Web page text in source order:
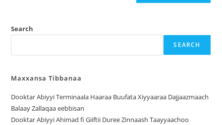
Search
SEARCH
Maxxansa Tibbanaa
Dooktar Abiyyi Terminaala Haaraa Buufata Xiyyaaraa Dajjaazmaach
Balaay Zallaqaa eebbisan
Dooktar Abiyyi Ahimad fi Giiftii Duree Zinnaash Taayyaachoo